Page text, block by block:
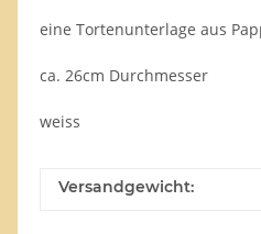
eine Tortenunterlage aus
ca. 26cm Durchmesser
weiss
Versandgewicht: